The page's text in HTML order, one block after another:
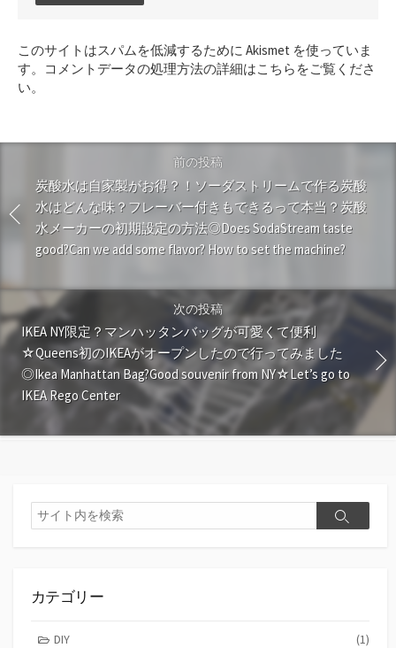
す
る
このサイトはスパムを低減するために Akismet を使っていま
す。
コメントデータの処理方法の詳細はこちらをご覧くださ
い。
前の投稿
炭酸水は自家製がお得？！ソーダストリームで作る炭酸
水はどんな味？フレーバー付きもできるって本当？炭酸
水メーカーの初期設定の方法◎Does SodaStream taste
good?Can we add some flavor? How to set the machine?
次の投稿
IKEA NY限定？マンハッタンバッグが可愛くて便利
☆Queens初のIKEAがオープンしたので行ってみました
◎Ikea Manhattan Bag?Good souvenir from NY☆Let’s go to
IKEA Rego Center
検
索
検
カテゴリー
DIY (1)